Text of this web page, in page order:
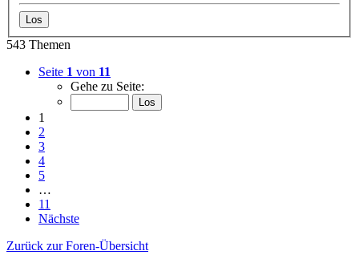
543 Themen
Seite 1 von 11
Gehe zu Seite:
1
2
3
4
5
…
11
Nächste
Zurück zur Foren-Übersicht